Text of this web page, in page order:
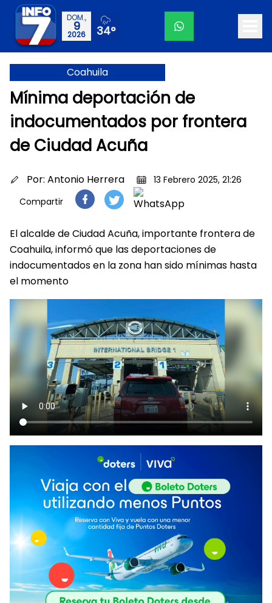
DOM.,
9
2026 34°
Coahuila
Mínima deportación de
indocumentados por frontera
de Ciudad Acuña
Por: Antonio Herrera
13 Febrero 2025, 21:26
Compartir
El alcalde de Ciudad Acuña, importante frontera de
Coahuila, informó que las deportaciones de
indocumentados en la zona han sido mínimas hasta
el momento